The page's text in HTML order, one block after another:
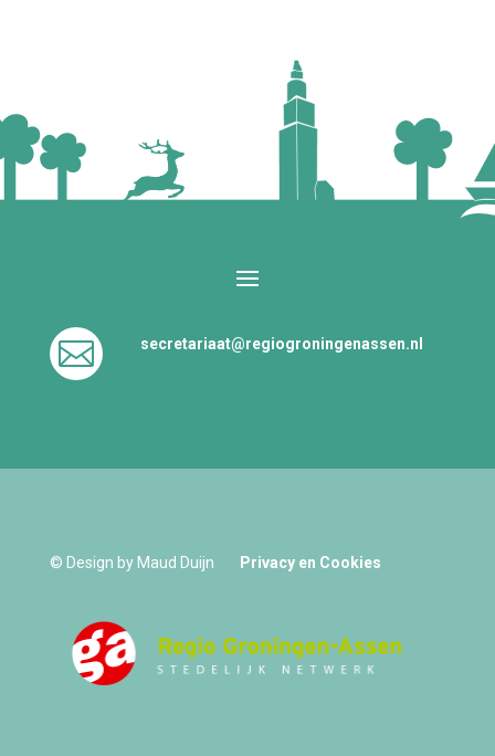
 secretariaat@regiogroningenassen.nl
© Design by Maud Duijn Privacy en Cookies